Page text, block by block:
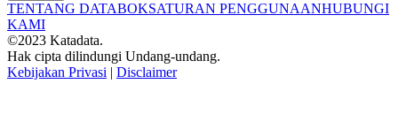
TENTANG DATABOKSATURAN PENGGUNAANHUBUNGI
KAMI
©2023 Katadata.
Hak cipta dilindungi Undang-undang.
Kebijakan Privasi | Disclaimer